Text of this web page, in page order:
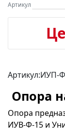
Артикул
Артикул:ИУП-
Опора
Опора
ИУВ-Ф-15 и